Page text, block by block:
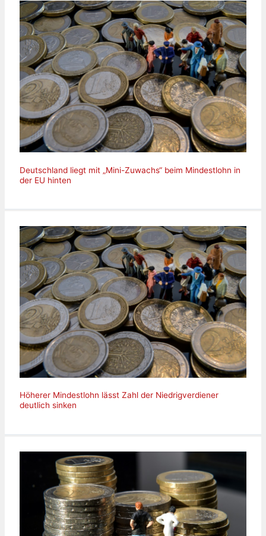
Deutschland liegt mit „Mini-Zuwachs“ beim Mindestlohn in
der EU hinten
Höherer Mindestlohn lässt Zahl der Niedrigverdiener
deutlich sinken